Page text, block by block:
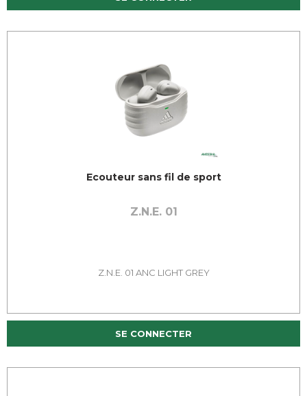
Ecouteur sans fil de sport
Z.N.E. 01
Z.N.E. 01 ANC LIGHT GREY
SE CONNECTER